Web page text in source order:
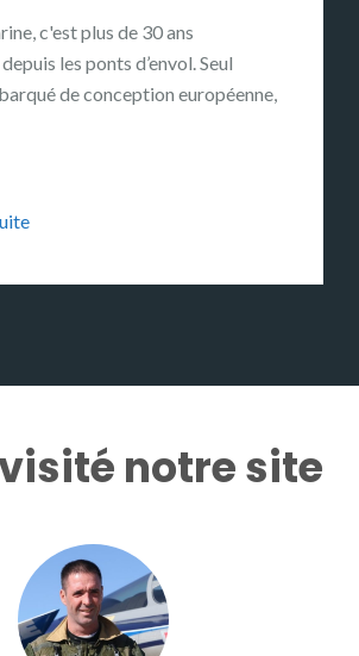
c'est plus de 30 ans
les ponts d’envol. Seul
de conception européenne,
notre site